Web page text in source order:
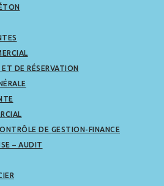
DE RÉSERVATION
DE GESTION-FINANCE
– AUDIT